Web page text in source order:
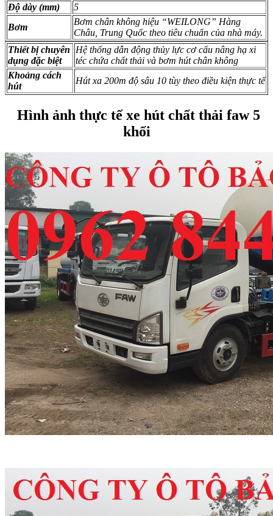
Độ dày (mm)
5
Bơm
Bơm chân không hiệu “WEILONG” Hàng
Châu, Trung Quốc theo tiêu chuẩn của nhà máy.
Thiết bị chuyên
dụng đặc biệt
Hệ thống dẫn động thủy lực cơ cấu nâng hạ xi
téc chứa chất thải và bơm hút chân không
Khoảng cách
hút
Hút xa 200m độ sâu 10 tùy theo điều kiện thực tế
Hình ảnh thực tế xe hút chất thải faw 5
khối